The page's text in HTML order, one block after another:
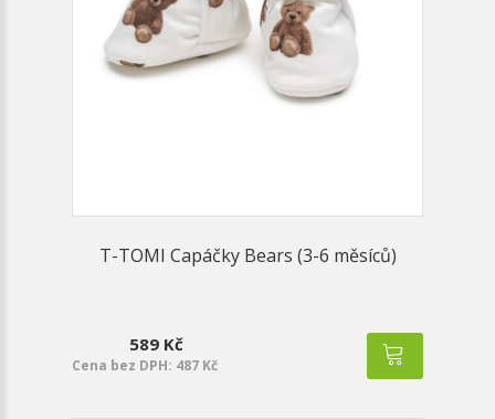
T-TOMI Capáčky Bears (3-6 měsíců)
589 Kč
Cena bez DPH: 487 Kč